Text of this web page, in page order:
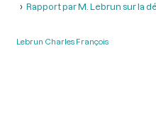
Rapport par M. Lebrun sur la
Lebrun Charles François